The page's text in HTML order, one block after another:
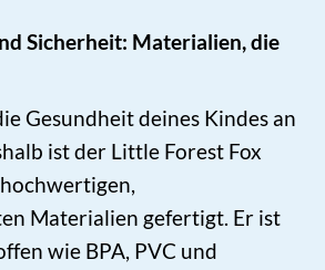
Sicherheit: Materialien, die
Gesundheit deines Kindes an
ist der Little Forest Fox
Materialien gefertigt. Er ist
wie BPA, PVC und